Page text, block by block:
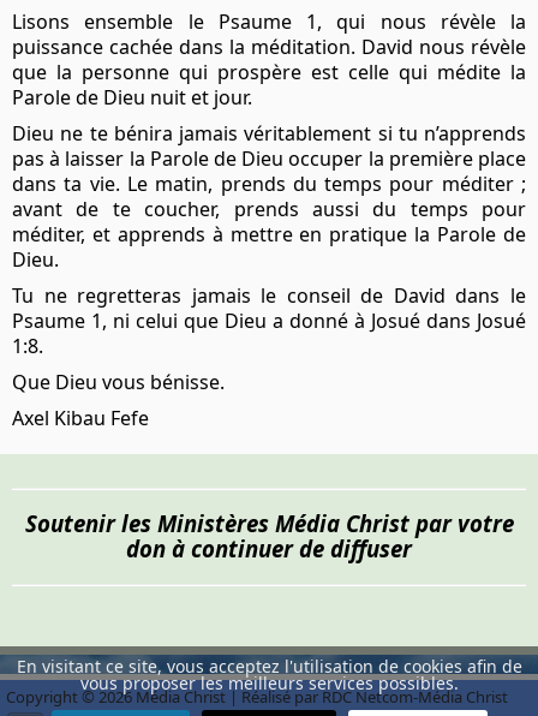
Lisons ensemble le Psaume 1, qui nous révèle la
puissance cachée dans la méditation. David nous révèle
que la personne qui prospère est celle qui médite la
Parole de Dieu nuit et jour.
Dieu ne te bénira jamais véritablement si tu n’apprends
pas à laisser la Parole de Dieu occuper la première place
dans ta vie. Le matin, prends du temps pour méditer ;
avant de te coucher, prends aussi du temps pour
méditer, et apprends à mettre en pratique la Parole de
Dieu.
Tu ne regretteras jamais le conseil de David dans le
Psaume 1, ni celui que Dieu a donné à Josué dans Josué
1:8.
Que Dieu vous bénisse.
Axel Kibau Fefe
Soutenir les Ministères Média Christ par votre
don à continuer de diffuser
Copyright © 2026 Média Christ | Réalisé par RDC Netcom-Média Christ
En visitant ce site, vous acceptez l'utilisation de cookies afin de
vous proposer les meilleurs services possibles.